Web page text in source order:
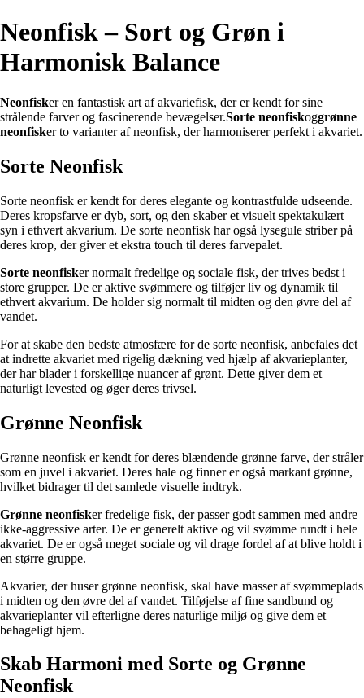
Neonfisk – Sort og Grøn i
Harmonisk Balance
Neonfisker en fantastisk art af akvariefisk, der er kendt for sine
strålende farver og fascinerende bevægelser.Sorte neonfiskoggrønne
neonfisker to varianter af neonfisk, der harmoniserer perfekt i akvariet.
Sorte Neonfisk
Sorte neonfisk er kendt for deres elegante og kontrastfulde udseende.
Deres kropsfarve er dyb, sort, og den skaber et visuelt spektakulært
syn i ethvert akvarium. De sorte neonfisk har også lysegule striber på
deres krop, der giver et ekstra touch til deres farvepalet.
Sorte neonfisker normalt fredelige og sociale fisk, der trives bedst i
store grupper. De er aktive svømmere og tilføjer liv og dynamik til
ethvert akvarium. De holder sig normalt til midten og den øvre del af
vandet.
For at skabe den bedste atmosfære for de sorte neonfisk, anbefales det
at indrette akvariet med rigelig dækning ved hjælp af akvarieplanter,
der har blader i forskellige nuancer af grønt. Dette giver dem et
naturligt levested og øger deres trivsel.
Grønne Neonfisk
Grønne neonfisk er kendt for deres blændende grønne farve, der stråler
som en juvel i akvariet. Deres hale og finner er også markant grønne,
hvilket bidrager til det samlede visuelle indtryk.
Grønne neonfisker fredelige fisk, der passer godt sammen med andre
ikke-aggressive arter. De er generelt aktive og vil svømme rundt i hele
akvariet. De er også meget sociale og vil drage fordel af at blive holdt i
en større gruppe.
Akvarier, der huser grønne neonfisk, skal have masser af svømmeplads
i midten og den øvre del af vandet. Tilføjelse af fine sandbund og
akvarieplanter vil efterligne deres naturlige miljø og give dem et
behageligt hjem.
Skab Harmoni med Sorte og Grønne
Neonfisk